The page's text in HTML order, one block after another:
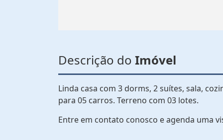
Descrição do Imóvel
Linda casa com 3 dorms, 2 suítes, sala,
para 05 carros. Terreno com 03 lotes.
Entre em contato conosco e agenda uma